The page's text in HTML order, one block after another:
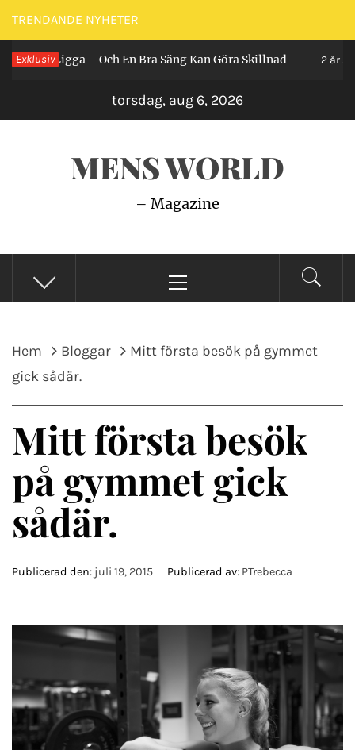
Hoppa
till
innehåll
TRENDANDE NYHETER
Exklusiv
Ligga – Och En Bra Säng Kan Göra Skillnad 2 år sedan
torsdag, aug 6, 2026
MENS WORLD
– Magazine
meny
Hem Bloggar
Mitt första besök på gymmet
gick sådär.
Mitt första besök
på gymmet gick
sådär.
Publicerad den: juli 19, 2015 Publicerad av: PTrebecca